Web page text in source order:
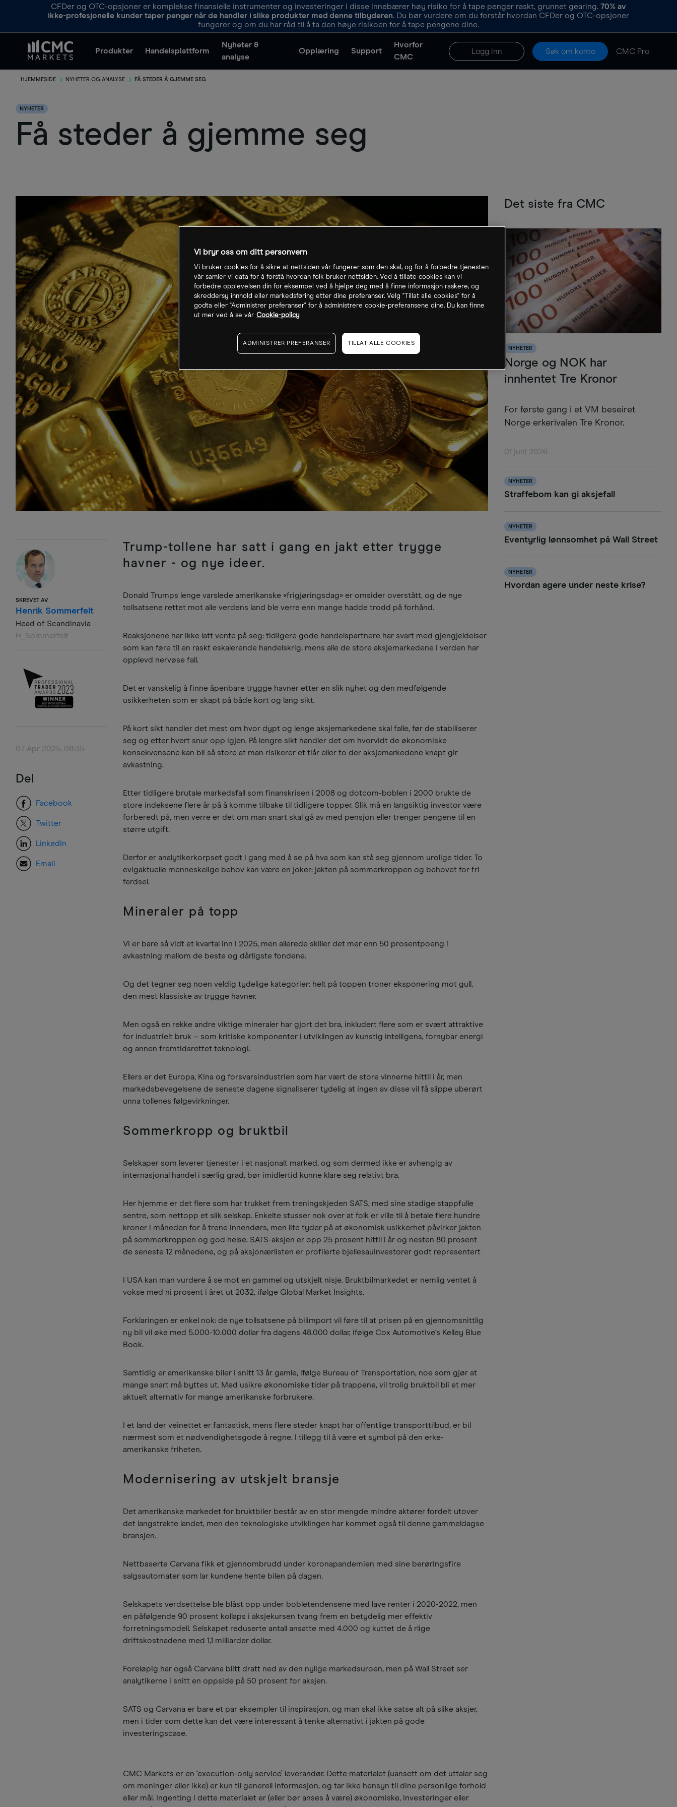
CFDer og OTC-opsjoner er komplekse finansielle instrumenter og investeringer i disse innebærer høy risiko for å tape penger raskt, grunnet gearing.70% av
ikke-profesjonelle kunder taper penger når de handler i slike produkter med denne tilbyderen. Du bør vurdere om du forstår hvordan CFDer og OTC-opsjoner
fungerer og om du har råd til å ta den høye risikoen for å tape pengene dine.
Produkter Handelsplattform
Nyheter &
analyse
Opplæring Support
Hvorfor
CMC
Logg inn Søk om konto CMC Pro
HJEMMESIDE NYHETER OG ANALYSE FÅ STEDER Å GJEMME SEG
NYHETER
Få steder å gjemme seg
SKREVET AV
Henrik Sommerfelt
Head of Scandinavia
H_Sommerfelt
07 Apr 2025, 08:35
Del
Facebook
Twitter
LinkedIn
Email
Trump-tollene har satt i gang en jakt etter trygge
havner - og nye ideer.
Donald Trumps lenge varslede amerikanske «frigjøringsdag» er omsider overstått, og de nye
tollsatsene rettet mot alle verdens land ble verre enn mange hadde trodd på forhånd.
Reaksjonene har ikke latt vente på seg: tidligere gode handelspartnere har svart med gjengjeldelser
som kan føre til en raskt eskalerende handelskrig, mens alle de store aksjemarkedene i verden har
opplevd nervøse fall.
Det er vanskelig å finne åpenbare trygge havner etter en slik nyhet og den medfølgende
usikkerheten som er skapt på både kort og lang sikt.
På kort sikt handler det mest om hvor dypt og lenge aksjemarkedene skal falle, før de stabiliserer
seg og etter hvert snur opp igjen. På lengre sikt handler det om hvorvidt de økonomiske
konsekvensene kan bli så store at man risikerer et tiår eller to der aksjemarkedene knapt gir
avkastning.
Etter tidligere brutale markedsfall som finanskrisen i 2008 og dotcom-boblen i 2000 brukte de
store indeksene flere år på å komme tilbake til tidligere topper. Slik må en langsiktig investor være
forberedt på, men verre er det om man snart skal gå av med pensjon eller trenger pengene til en
større utgift.
Derfor er analytikerkorpset godt i gang med å se på hva som kan stå seg gjennom urolige tider. To
evigaktuelle menneskelige behov kan være en joker: jakten på sommerkroppen og behovet for fri
ferdsel.
Mineraler på topp
Vi er bare så vidt et kvartal inn i 2025, men allerede skiller det mer enn 50 prosentpoeng i
avkastning mellom de beste og dårligste fondene.
Og det tegner seg noen veldig tydelige kategorier: helt på toppen troner eksponering mot gull,
den mest klassiske av trygge havner.
Men også en rekke andre viktige mineraler har gjort det bra, inkludert flere som er svært attraktive
for industrielt bruk – som kritiske komponenter i utviklingen av kunstig intelligens, fornybar energi
og annen fremtidsrettet teknologi.
Ellers er det Europa, Kina og forsvarsindustrien som har vært de store vinnerne hittil i år, men
markedsbevegelsene de seneste dagene signaliserer tydelig at ingen av disse vil få slippe uberørt
unna tollenes følgevirkninger.
Sommerkropp og bruktbil
Selskaper som leverer tjenester i et nasjonalt marked, og som dermed ikke er avhengig av
internasjonal handel i særlig grad, bør imidlertid kunne klare seg relativt bra.
Her hjemme er det flere som har trukket frem treningskjeden SATS, med sine stadige stappfulle
sentre, som nettopp et slik selskap. Enkelte stusser nok over at folk er ville til å betale flere hundre
kroner i måneden for å trene innendørs, men lite tyder på at økonomisk usikkerhet påvirker jakten
på sommerkroppen og god helse. SATS-aksjen er opp 25 prosent hittil i år og nesten 80 prosent
de seneste 12 månedene, og på aksjonærlisten er profilerte bjellesauinvestorer godt representert
I USA kan man vurdere å se mot en gammel og utskjelt nisje. Bruktbilmarkedet er nemlig ventet å
vokse med ni prosent i året ut 2032, ifølge Global Market Insights.
Forklaringen er enkel nok: de nye tollsatsene på bilimport vil føre til at prisen på en gjennomsnittlig
ny bil vil øke med 5.000-10.000 dollar fra dagens 48.000 dollar, ifølge Cox Automotive's Kelley Blue
Book.
Samtidig er amerikanske biler i snitt 13 år gamle, ifølge Bureau of Transportation, noe som gjør at
mange snart må byttes ut. Med usikre økonomiske tider på trappene, vil trolig bruktbil bli et mer
aktuelt alternativ for mange amerikanske forbrukere.
I et land der veinettet er fantastisk, mens flere steder knapt har offentlige transporttilbud, er bil
nærmest som et nødvendighetsgode å regne. I tillegg til å være et symbol på den erke-
amerikanske friheten.
Modernisering av utskjelt bransje
Det amerikanske markedet for bruktbiler består av en stor mengde mindre aktører fordelt utover
det langstrakte landet, men den teknologiske utviklingen har kommet også til denne gammeldagse
bransjen.
Nettbaserte Carvana fikk et gjennombrudd under koronapandemien med sine berøringsfire
salgsautomater som lar kundene hente bilen på dagen.
Selskapets verdsettelse ble blåst opp under bobletendensene med lave renter i 2020-2022, men
en påfølgende 90 prosent kollaps i aksjekursen tvang frem en betydelig mer effektiv
forretningsmodell. Selskapet reduserte antall ansatte med 4.000 og kuttet de å rlige
driftskostnadene med 1,1 milliarder dollar.
Foreløpig har også Carvana blitt dratt ned av den nylige markedsuroen, men på Wall Street ser
analytikerne i snitt en oppside på 50 prosent for aksjen.
SATS og Carvana er bare et par eksempler til inspirasjon, og man skal ikke satse alt på slike aksjer,
men i tider som dette kan det være interessant å tenke alternativt i jakten på gode
investeringscase.
CMC Markets er en ‘execution-only service’ leverandør. Dette materialet (uansett om det uttaler seg
om meninger eller ikke) er kun til generell informasjon, og tar ikke hensyn til dine personlige forhold
eller mål. Ingenting i dette materialet er (eller bør anses å være) økonomiske, investeringer eller
Det siste fra CMC
NYHETER
Norge og NOK har
innhentet Tre Kronor
For første gang i et VM beseiret
Norge erkerivalen Tre Kronor.
01 juni 2026
NYHETER
Straffebom kan gi aksjefall
NYHETER
Eventyrlig lønnsomhet på Wall Street
NYHETER
Hvordan agere under neste krise?
Vi bryr oss om ditt personvern
Vi bruker cookies for å sikre at nettsiden vår fungerer som den skal, og for å forbedre tjenesten
vår samler vi data for å forstå hvordan folk bruker nettsiden. Ved å tillate cookies kan vi
forbedre opplevelsen din for eksempel ved å hjelpe deg med å finne informasjon raskere, og
skreddersy innhold eller markedsføring etter dine preferanser. Velg "Tillat alle cookies" for å
godta eller "Administrer preferanser" for å administrere cookie-preferansene dine. Du kan finne
ut mer ved å se vår Cookie-policy
ADMINISTRER PREFERANSER TILLAT ALLE COOKIES